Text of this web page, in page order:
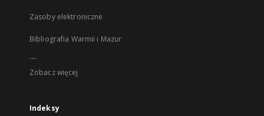
Zasoby elektroniczne
Bibliografia Warmii i Mazur
...
Zobacz więcej
Indeksy